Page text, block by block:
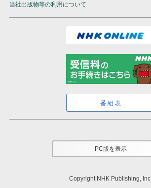
当社出版物等の利用について
番組表
PC版を表示
Copyright NHK Publishing, Inc.